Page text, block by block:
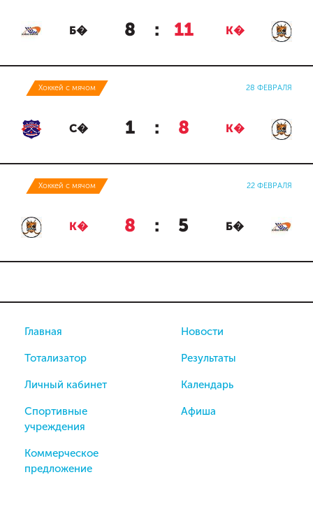
Б� 8 : 11 К�
Хоккей с мячом 28 ФЕВРАЛЯ
С� 1 : 8 К�
Хоккей с мячом 22 ФЕВРАЛЯ
К� 8 : 5 Б�
Главная
Тотализатор
Личный кабинет
Спортивные
учреждения
Коммерческое
предложение
Новости
Результаты
Календарь
Афиша